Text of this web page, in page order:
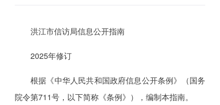
洪江市信访局信息公开指南
2025年修订
根据《中华人民共和国政府信息公开条例》（国务
院令第711号，以下简称《条例》），编制本指南。